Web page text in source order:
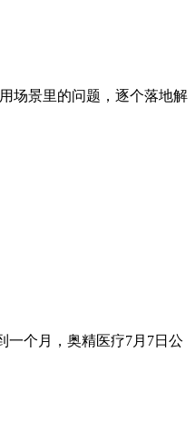
场景里的问题，逐个落地解
一个月，奥精医疗7月7日公